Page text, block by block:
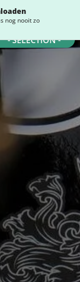
nog nooit zo
- SELECTION -